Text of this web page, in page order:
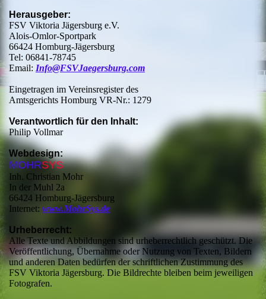
Herausgeber:
FSV Viktoria Jägersburg e.V.
Alois-Omlor-Sportpark
66424 Homburg-Jägersburg
Tel: 06841-78745
Email: Info@FSVJaegersburg.com
Eingetragen im Vereinsregister des
Amtsgerichts Homburg VR-Nr.: 1279
Verantwortlich für den Inhalt:
Philip Vollmar
Webdesign:
MOHRSYS
Inh. Christian Mohr
In der Muhl 2a
66424 Homburg-Jägersburg
Internet: www.MohrSys.de
Urheberrecht:
Alle Texte und Abbildungen sind urheberrechtlich geschützt. Die
Veröffentlichung, Übernahme oder Nutzung von Texten, Bildern
und anderen Daten bedürfen der schriftlichen Zustimmung des
FSV Viktoria Jägersburg. Die Bildrechte bleiben beim jeweiligen
Fotografen.